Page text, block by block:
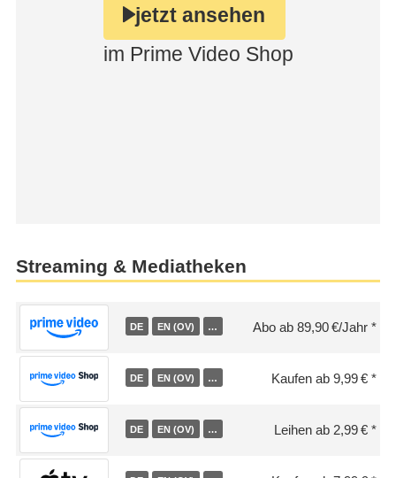
Streaming & Mediatheken
DE EN (OV) … Abo ab 89,90 €/Jahr
DE EN (OV) … Kaufen ab 9,99 €
DE EN (OV) … Leihen ab 2,99 €